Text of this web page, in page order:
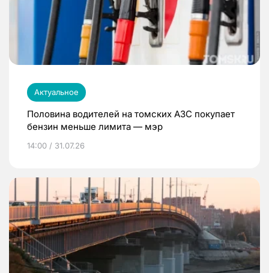
Актуальное
Половина водителей на томских АЗС покупает
бензин меньше лимита — мэр
14:00 / 31.07.26